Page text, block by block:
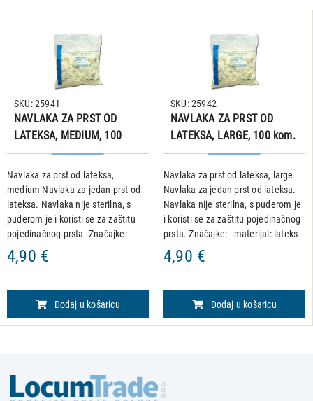
NAVLAKA ZA PRST OD
LATEKSA, MEDIUM, 100
kom.
Navlaka za prst od lateksa,
medium Navlaka za jedan prst od
lateksa. Navlaka nije sterilna, s
puderom je i koristi se za zaštitu
pojedinačnog prsta. Značajke: -
materijal: lateks - pakiranje: 100
komada
SKU: 25941
4,90 €
Dodaj u košaricu
NAVLAKA ZA PRST OD
LATEKSA, LARGE, 100 kom.
Navlaka za prst od lateksa, large
Navlaka za jedan prst od lateksa.
Navlaka nije sterilna, s puderom je
i koristi se za zaštitu pojedinačnog
prsta. Značajke: - materijal: lateks -
pakiranje: 100 komada
SKU: 25942
4,90 €
Dodaj u košaricu